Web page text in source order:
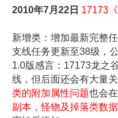
2010年7月22日 17173
新增类：增加最新完整
支线任务更新至38级，
1.0版感言：17173龙之
线，但后面还会有大量
类的附加属性问题也会
副本，怪物及掉落类数据